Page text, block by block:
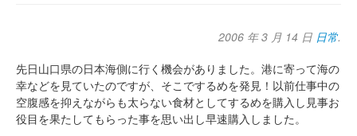
2006 年 3 月 14 日 日常.
先日山口県の日本海側に行く機会がありました。港に寄って海の
幸などを見ていたのですが、そこでするめを発見！以前仕事中の
空腹感を抑えながらも太らない食材としてするめを購入し見事お
役目を果たしてもらった事を思い出し早速購入しました。